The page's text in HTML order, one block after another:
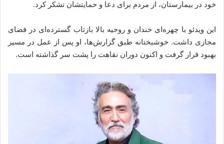
خود در بیمارستان، از مردم برای دعا و حمایتشان تشکر کرد.
این ویدئو با چهره‌ای خندان و روحیه بالا بازتاب گسترده‌ای در فضای
مجازی داشت. خوشبختانه طبق گزارش‌ها، او پس از عمل در مسیر
بهبود قرار گرفت و اکنون دوران نقاهت را پشت سر گذاشته است.